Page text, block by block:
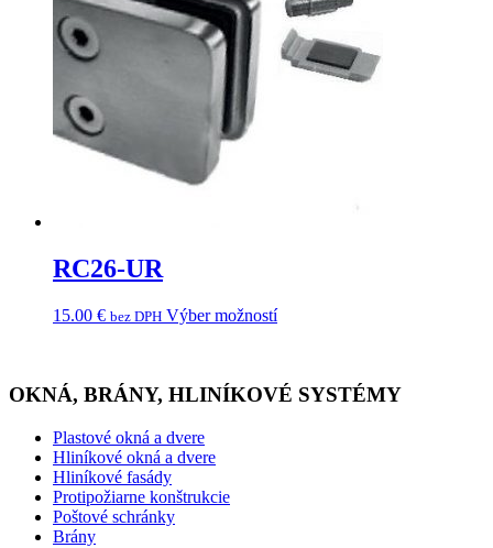
RC26-UR
15.00 € bez DPH Výber možností
OKNÁ, BRÁNY, HLINÍKOVÉ SYSTÉMY
Plastové okná a dvere
Hliníkové okná a dvere
Hliníkové fasády
Protipožiarne konštrukcie
Poštové schránky
Brány